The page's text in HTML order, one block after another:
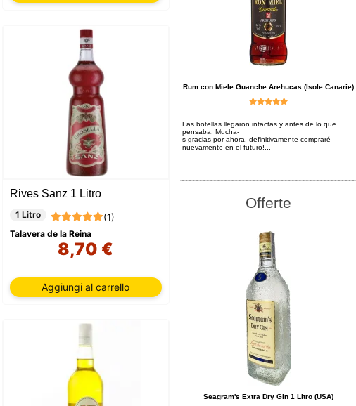
Rives Sanz 1 Litro
1 Litro (1)
Talavera de la Reina
8,70 €
Aggiungi al carrello
Rum con Miele Guanche Arehucas (Isole Canarie)
Las botellas llegaron intactas y antes de lo que
pensaba. Mucha-
s gracias por ahora, definitivamente compraré
nuevamente en el futuro!...
Offerte
Seagram's Extra Dry Gin 1 Litro (USA)